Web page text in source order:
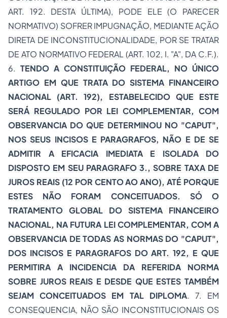
ART. 192. DESTA ÚLTIMA), PODE ELE (O PARECER
NORMATIVO) SOFRER IMPUGNAÇÃO, MEDIANTE AÇÃO
DIRETA DE INCONSTITUCIONALIDADE, POR SE TRATAR
DE ATO NORMATIVO FEDERAL (ART. 102, I. "A", DA C.F.).
6. TENDO A CONSTITUIÇÃO FEDERAL, NO ÚNICO
ARTIGO EM QUE TRATA DO SISTEMA FINANCEIRO
NACIONAL (ART. 192), ESTABELECIDO QUE ESTE
SERÁ REGULADO POR LEI COMPLEMENTAR, COM
OBSERVANCIA DO QUE DETERMINOU NO "CAPUT",
NOS SEUS INCISOS E PARAGRAFOS, NÃO E DE SE
ADMITIR A EFICACIA IMEDIATA E ISOLADA DO
DISPOSTO EM SEU PARAGRAFO 3., SOBRE TAXA DE
JUROS REAIS (12 POR CENTO AO ANO), ATÉ PORQUE
ESTES NÃO FORAM CONCEITUADOS. SÓ O
TRATAMENTO GLOBAL DO SISTEMA FINANCEIRO
NACIONAL, NA FUTURA LEI COMPLEMENTAR, COM A
OBSERVANCIA DE TODAS AS NORMAS DO "CAPUT",
DOS INCISOS E PARAGRAFOS DO ART. 192, E QUE
PERMITIRA A INCIDENCIA DA REFERIDA NORMA
SOBRE JUROS REAIS E DESDE QUE ESTES TAMBÉM
SEJAM CONCEITUADOS EM TAL DIPLOMA. 7. EM
CONSEQUENCIA, NÃO SÃO INCONSTITUCIONAIS OS